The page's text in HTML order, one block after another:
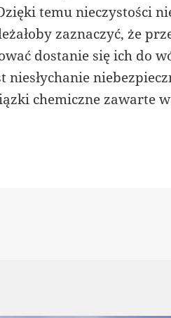
temu nieczystości
zaznaczyć, że
dostanie się ich do
chemiczne zawarte w